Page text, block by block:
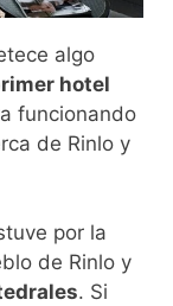
algo
hotel
funcionando
de Rinlo y
por la
de Rinlo y
. Si